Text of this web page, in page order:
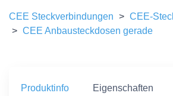
CEE Steckverbindungen > CEE-
> CEE Anbausteckdosen gerade
Produktinfo Eigenschaften